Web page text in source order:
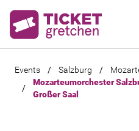
Events / Salzburg /
/
Mozarteumorchester
Großer Saal